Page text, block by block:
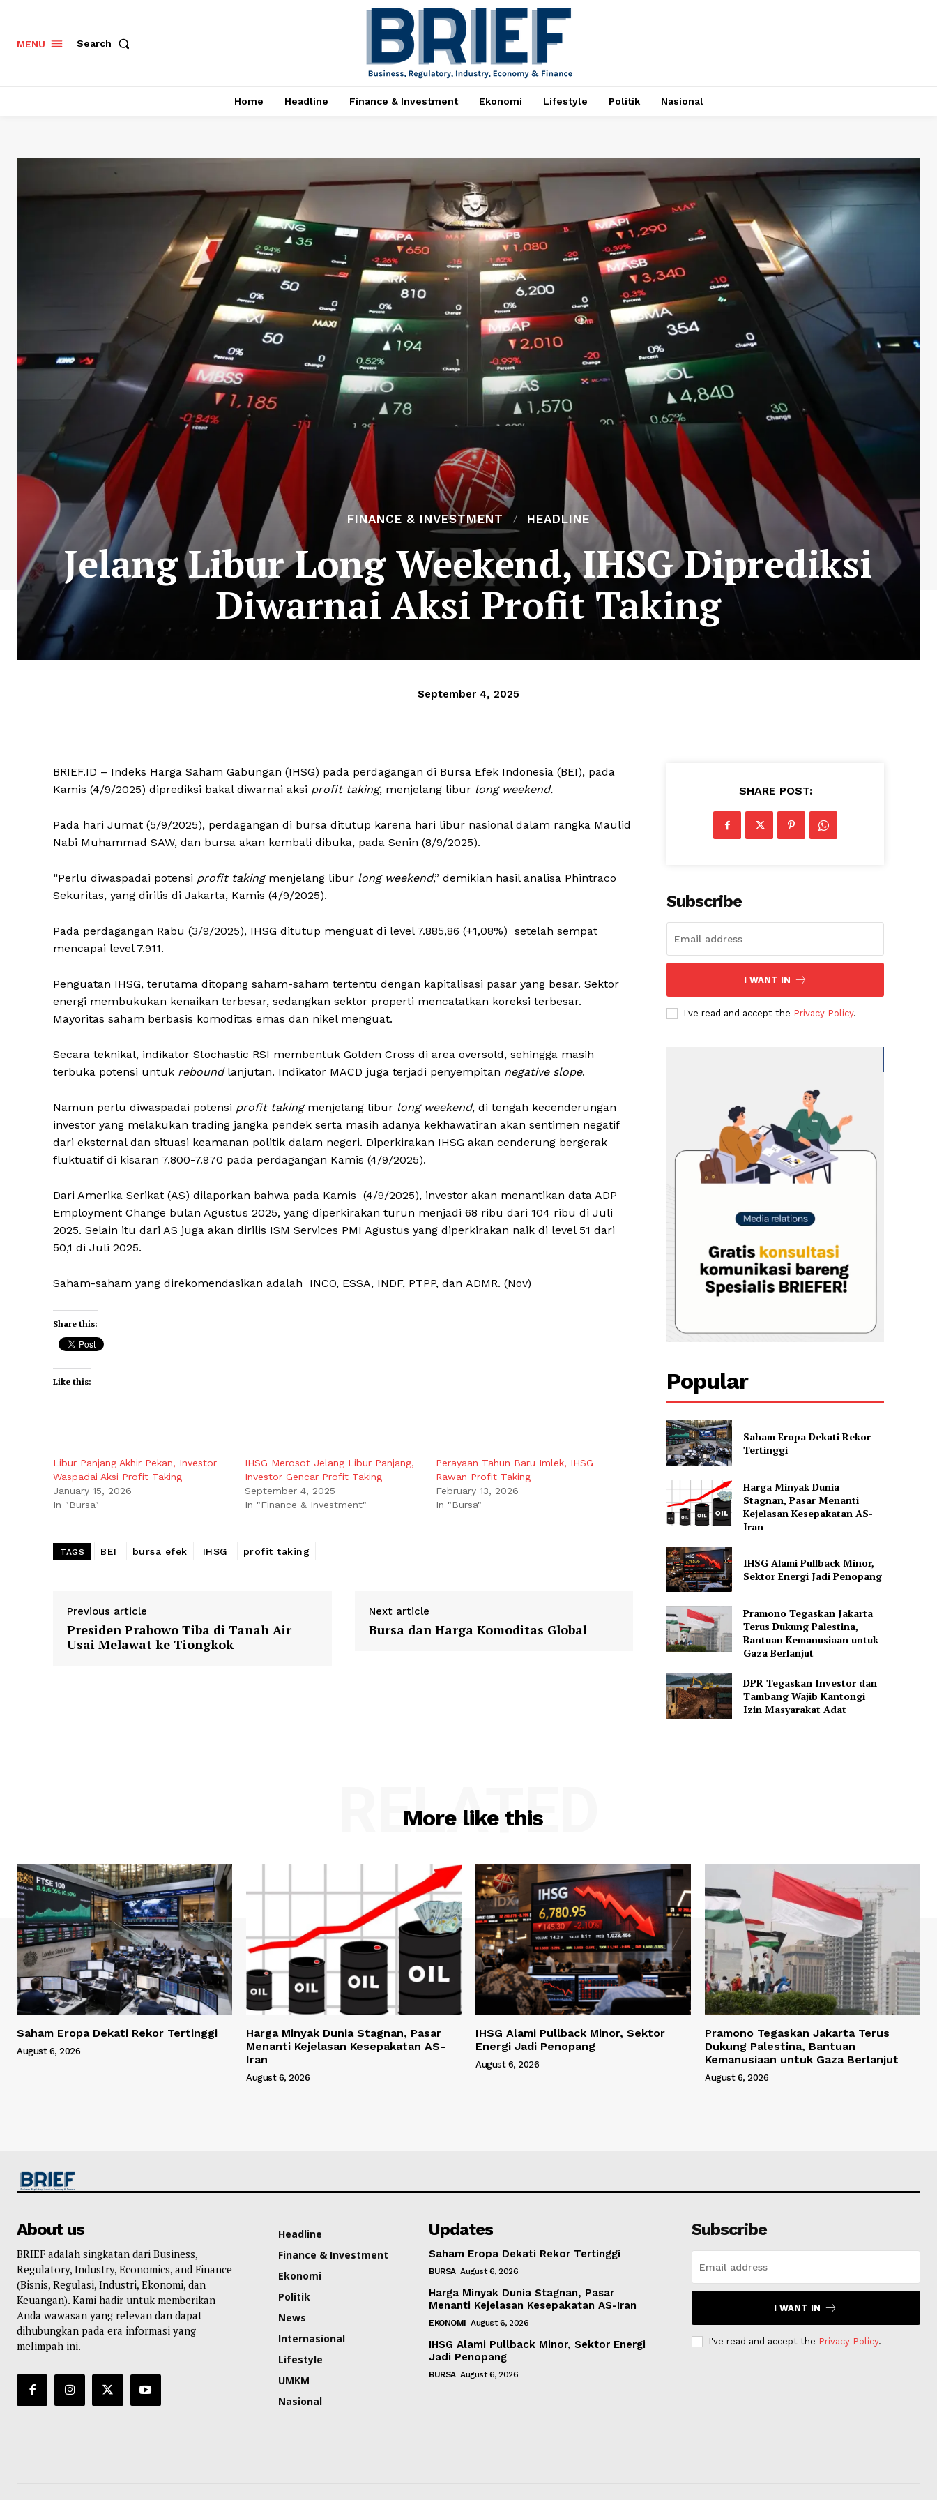
MENU Search
Home Headline Finance & Investment Ekonomi Lifestyle Politik Nasional
FINANCE & INVESTMENT HEADLINE
Jelang Libur Long Weekend, IHSG Diprediksi
Diwarnai Aksi Profit Taking
September 4, 2025
BRIEF.ID – Indeks Harga Saham Gabungan (IHSG) pada perdagangan di Bursa Efek Indonesia (BEI), pada
Kamis (4/9/2025) diprediksi bakal diwarnai aksi profit taking, menjelang libur long weekend.
Pada hari Jumat (5/9/2025), perdagangan di bursa ditutup karena hari libur nasional dalam rangka Maulid
Nabi Muhammad SAW, dan bursa akan kembali dibuka, pada Senin (8/9/2025).
“Perlu diwaspadai potensi profit takingmenjelang libur long weekend,” demikian hasil analisa Phintraco
Sekuritas, yang dirilis di Jakarta, Kamis (4/9/2025).
Pada perdagangan Rabu (3/9/2025), IHSG ditutup menguat di level 7.885,86 (+1,08%) setelah sempat
mencapai level 7.911.
Penguatan IHSG, terutama ditopang saham-saham tertentu dengan kapitalisasi pasar yang besar. Sektor
energi membukukan kenaikan terbesar, sedangkan sektor properti mencatatkan koreksi terbesar.
Mayoritas saham berbasis komoditas emas dan nikel menguat.
Secara teknikal, indikator Stochastic RSI membentuk Golden Cross di area oversold, sehingga masih
terbuka potensi untuk reboundlanjutan. Indikator MACD juga terjadi penyempitan negative slope.
Namun perlu diwaspadai potensi profit takingmenjelang libur long weekend, di tengah kecenderungan
investor yang melakukan trading jangka pendek serta masih adanya kekhawatiran akan sentimen negatif
dari eksternal dan situasi keamanan politik dalam negeri. Diperkirakan IHSG akan cenderung bergerak
fluktuatif di kisaran 7.800-7.970 pada perdagangan Kamis (4/9/2025).
Dari Amerika Serikat (AS) dilaporkan bahwa pada Kamis (4/9/2025), investor akan menantikan data ADP
Employment Change bulan Agustus 2025, yang diperkirakan turun menjadi 68 ribu dari 104 ribu di Juli
2025. Selain itu dari AS juga akan dirilis ISM Services PMI Agustus yang diperkirakan naik di level 51 dari
50,1 di Juli 2025.
Saham-saham yang direkomendasikan adalah INCO, ESSA, INDF, PTPP, dan ADMR. (Nov)
Share this:
Like this:
Libur Panjang Akhir Pekan, Investor
Waspadai Aksi Profit Taking
January 15, 2026
In "Bursa"
IHSG Merosot Jelang Libur Panjang,
Investor Gencar Profit Taking
September 4, 2025
In "Finance & Investment"
Perayaan Tahun Baru Imlek, IHSG
Rawan Profit Taking
February 13, 2026
In "Bursa"
TAGS BEI bursa efek IHSG profit taking
Previous article
Presiden Prabowo Tiba di Tanah Air
Usai Melawat ke Tiongkok
Next article
Bursa dan Harga Komoditas Global
SHARE POST:
Subscribe
I WANT IN
I've read and accept the Privacy Policy.
Popular
Saham Eropa Dekati Rekor
Tertinggi
Harga Minyak Dunia
Stagnan, Pasar Menanti
Kejelasan Kesepakatan AS-
Iran
IHSG Alami Pullback Minor,
Sektor Energi Jadi Penopang
Pramono Tegaskan Jakarta
Terus Dukung Palestina,
Bantuan Kemanusiaan untuk
Gaza Berlanjut
DPR Tegaskan Investor dan
Tambang Wajib Kantongi
Izin Masyarakat Adat
More like this
RELATED
Saham Eropa Dekati Rekor Tertinggi
August 6, 2026
Harga Minyak Dunia Stagnan, Pasar
Menanti Kejelasan Kesepakatan AS-
Iran
August 6, 2026
IHSG Alami Pullback Minor, Sektor
Energi Jadi Penopang
August 6, 2026
Pramono Tegaskan Jakarta Terus
Dukung Palestina, Bantuan
Kemanusiaan untuk Gaza Berlanjut
August 6, 2026
About us
BRIEF adalah singkatan dari Business,
Regulatory, Industry, Economics, and Finance
(Bisnis, Regulasi, Industri, Ekonomi, dan
Keuangan). Kami hadir untuk memberikan
Anda wawasan yang relevan dan dapat
dihubungkan pada era informasi yang
melimpah ini.
Headline
Finance & Investment
Ekonomi
Politik
News
Internasional
Lifestyle
UMKM
Nasional
Updates
Saham Eropa Dekati Rekor Tertinggi
BURSA August 6, 2026
Harga Minyak Dunia Stagnan, Pasar
Menanti Kejelasan Kesepakatan AS-Iran
EKONOMI August 6, 2026
IHSG Alami Pullback Minor, Sektor Energi
Jadi Penopang
BURSA August 6, 2026
Subscribe
I WANT IN
I've read and accept the Privacy Policy.